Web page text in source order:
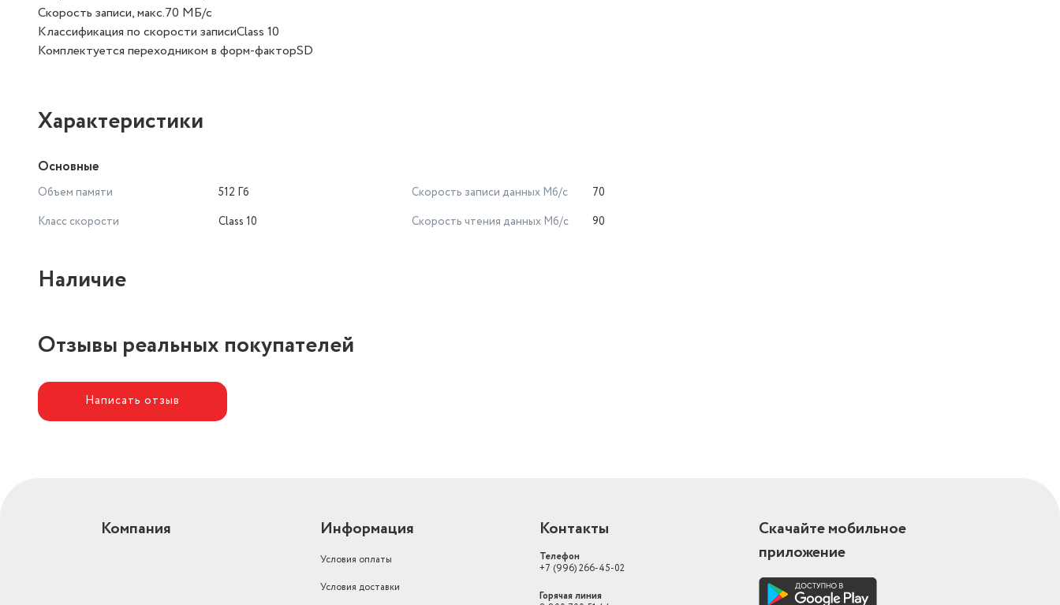
Скорость записи, макс.70 МБ/с
Классификация по скорости записиClass 10
Комплектуется переходником в форм-факторSD
Характеристики
Основные
Объем памяти
512 Гб
Класс скорости
Class 10
Скорость записи данных Мб/с
70
Скорость чтения данных Мб/с
90
Наличие
Отзывы реальных покупателей
Написать отзыв
Компания Информация
Условия оплаты
Условия доставки
Контакты
Телефон
+7 (996) 266-45-02
Горячая линия
Скачайте мобильное
приложение